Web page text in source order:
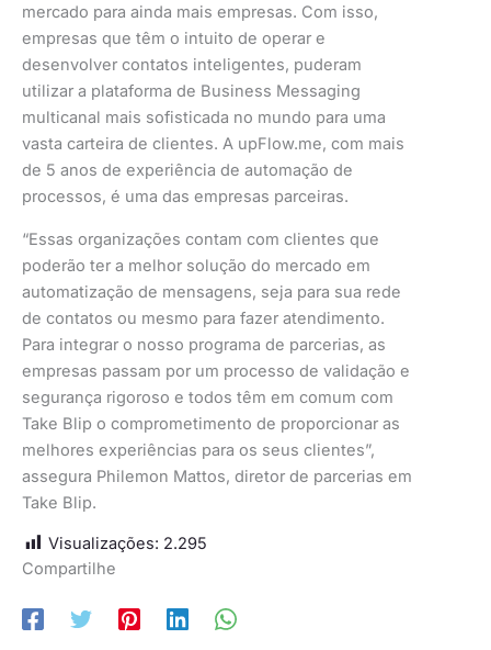
mercado para ainda mais empresas. Com isso,
empresas que têm o intuito de operar e
desenvolver contatos inteligentes, puderam
utilizar a plataforma de Business Messaging
multicanal mais sofisticada no mundo para uma
vasta carteira de clientes. A upFlow.me, com mais
de 5 anos de experiência de automação de
processos, é uma das empresas parceiras.
“Essas organizações contam com clientes que
poderão ter a melhor solução do mercado em
automatização de mensagens, seja para sua rede
de contatos ou mesmo para fazer atendimento.
Para integrar o nosso programa de parcerias, as
empresas passam por um processo de validação e
segurança rigoroso e todos têm em comum com
Take Blip o comprometimento de proporcionar as
melhores experiências para os seus clientes”,
assegura Philemon Mattos, diretor de parcerias em
Take Blip.
Visualizações: 2.295
Compartilhe